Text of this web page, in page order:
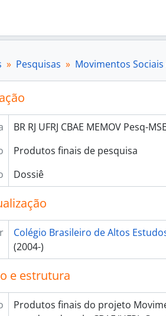
Pesquisas Movimentos Sociais
BR RJ UFRJ CBAE MEMOV Pesq-
Produtos finais de pesquisa
Dossiê
Colégio Brasileiro de Altos
(2004-)
e estrutura
Produtos finais do projeto